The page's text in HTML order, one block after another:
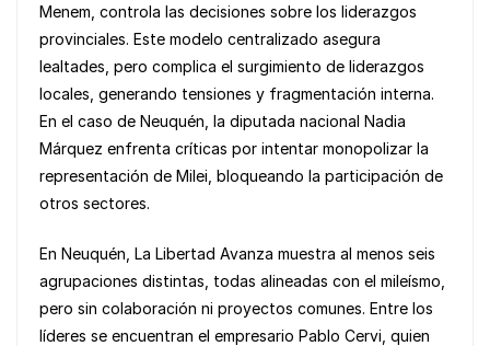
Menem, controla las decisiones sobre los liderazgos
provinciales. Este modelo centralizado asegura
lealtades, pero complica el surgimiento de liderazgos
locales, generando tensiones y fragmentación interna.
En el caso de Neuquén, la diputada nacional Nadia
Márquez enfrenta críticas por intentar monopolizar la
representación de Milei, bloqueando la participación de
otros sectores.
En Neuquén, La Libertad Avanza muestra al menos seis
agrupaciones distintas, todas alineadas con el mileísmo,
pero sin colaboración ni proyectos comunes. Entre los
líderes se encuentran el empresario Pablo Cervi, quien